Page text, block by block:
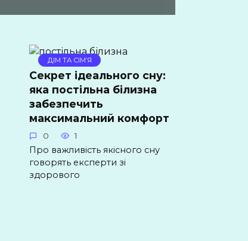
ДІМ ТА СІМ’Я
Секрет ідеального сну:
яка постільна білизна
забезпечить
максимальний комфорт
0 1
Про важливість якісного сну
говорять експерти зі
здорового